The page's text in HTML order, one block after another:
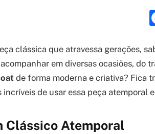
clássica que atravessa gerações,
em diversas ocasiões, do
de forma moderna e criativa? Fica
de usar essa peça atemporal
Clássico Atemporal